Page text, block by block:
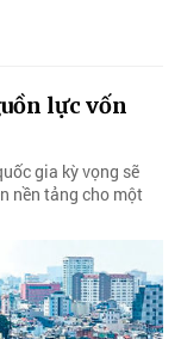
lực vốn
gia kỳ vọng sẽ
nền tảng cho một